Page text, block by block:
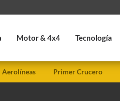
Motor & 4x4 Tecnología
Aerolíneas Primer Crucero